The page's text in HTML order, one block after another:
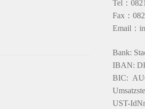
Tel：
Fax：
Email：
Bank:
IBAN:
BIC:
UST-